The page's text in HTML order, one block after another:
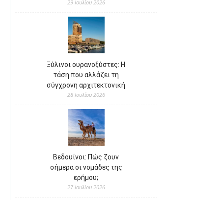
29 Ιουλίου 2026
Ξύλινοι ουρανοξύστες: Η
τάση που αλλάζει τη
σύγχρονη αρχιτεκτονική
28 Ιουλίου 2026
Βεδουίνοι: Πώς ζουν
σήμερα οι νομάδες της
ερήμου;
27 Ιουλίου 2026